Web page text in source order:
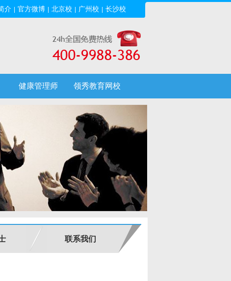
介 官方微博 北京校 广州校 长沙校
健康管理师 领秀教育网校
联系我们